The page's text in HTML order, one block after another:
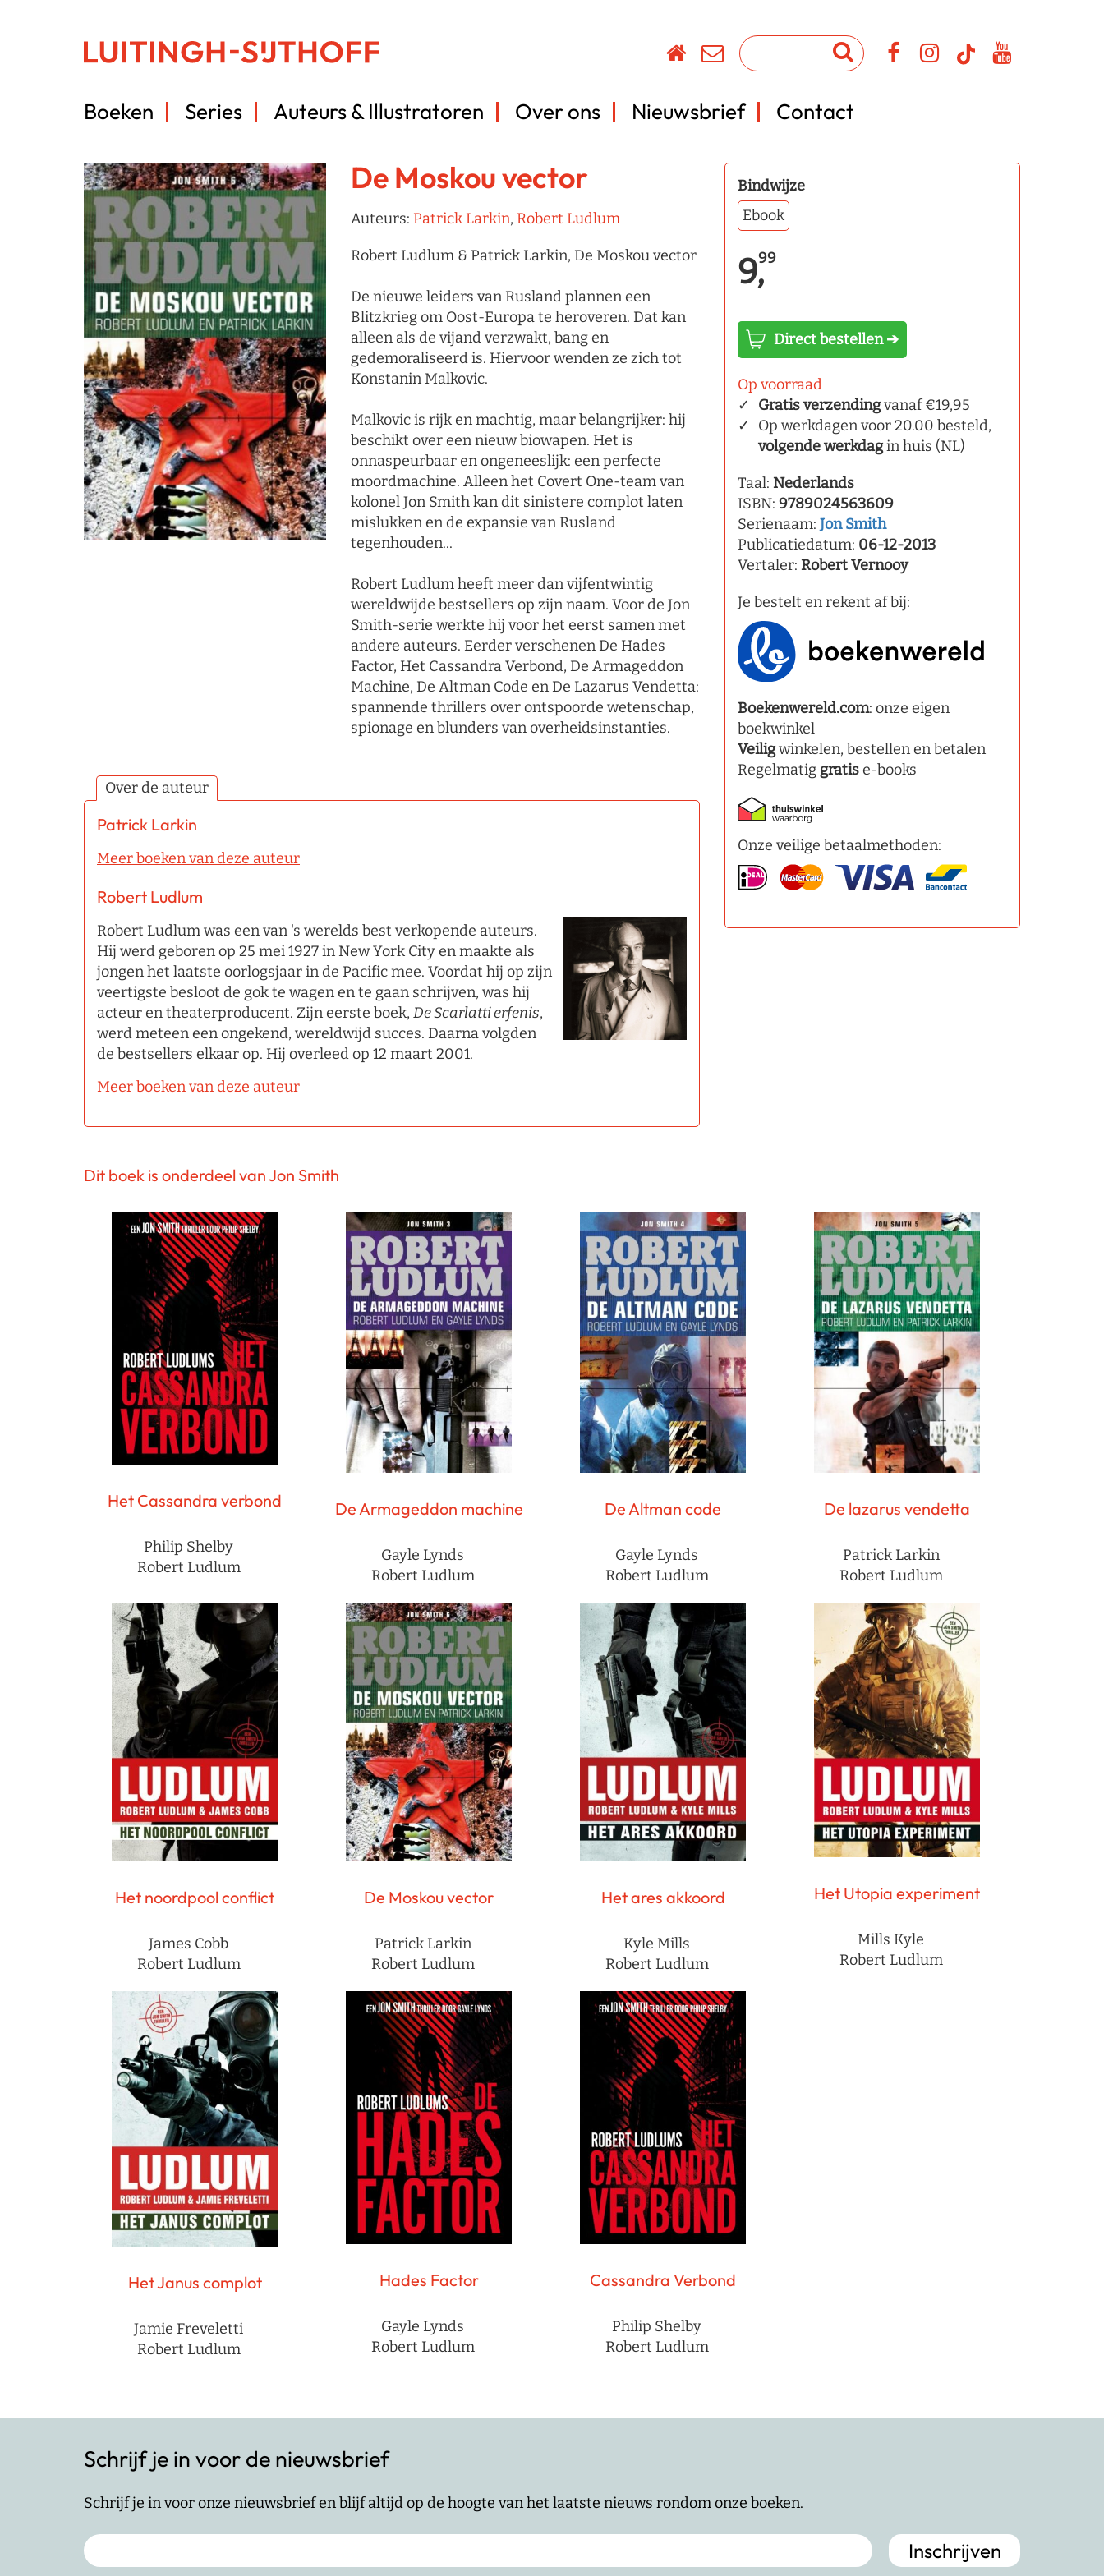
Boeken Series Auteurs & Illustratoren Over ons Nieuwsbrief Contact
De Moskou vector
Auteurs: Patrick Larkin, Robert Ludlum
Robert Ludlum & Patrick Larkin, De Moskou vector
De nieuwe leiders van Rusland plannen een
Blitzkrieg om Oost-Europa te heroveren. Dat kan
alleen als de vijand verzwakt, bang en
gedemoraliseerd is. Hiervoor wenden ze zich tot
Konstanin Malkovic.
Malkovic is rijk en machtig, maar belangrijker: hij
beschikt over een nieuw biowapen. Het is
onnaspeurbaar en ongeneeslijk: een perfecte
moordmachine. Alleen het Covert One-team van
kolonel Jon Smith kan dit sinistere complot laten
mislukken en de expansie van Rusland
tegenhouden...
Robert Ludlum heeft meer dan vijfentwintig
wereldwijde bestsellers op zijn naam. Voor de Jon
Smith-serie werkte hij voor het eerst samen met
andere auteurs. Eerder verschenen De Hades
Factor, Het Cassandra Verbond, De Armageddon
Machine, De Altman Code en De Lazarus Vendetta:
spannende thrillers over ontspoorde wetenschap,
spionage en blunders van overheidsinstanties.
Over de auteur
Patrick Larkin
Meer boeken van deze auteur
Robert Ludlum
Robert Ludlum was een van 's werelds best verkopende auteurs.
Hij werd geboren op 25 mei 1927 in New York City en maakte als
jongen het laatste oorlogsjaar in de Pacific mee. Voordat hij op zijn
veertigste besloot de gok te wagen en te gaan schrijven, was hij
acteur en theaterproducent. Zijn eerste boek, De Scarlatti erfenis,
werd meteen een ongekend, wereldwijd succes. Daarna volgden
de bestsellers elkaar op. Hij overleed op 12 maart 2001.
Meer boeken van deze auteur
Bindwijze
Ebook
9,99
Direct bestellen ➔
Op voorraad
Gratis verzendingvanaf €19,95
Op werkdagen voor 20.00 besteld,
volgende werkdagin huis (NL)
Taal: Nederlands
ISBN: 9789024563609
Serienaam: Jon Smith
Publicatiedatum: 06-12-2013
Vertaler: Robert Vernooy
Je bestelt en rekent af bij:
Boekenwereld.com: onze eigen
boekwinkel
Veiligwinkelen, bestellen en betalen
Regelmatig gratise-books
Onze veilige betaalmethoden:
Dit boek is onderdeel van Jon Smith
Het Cassandra verbond
Philip Shelby
Robert Ludlum
De Armageddon machine
Gayle Lynds
Robert Ludlum
De Altman code
Gayle Lynds
Robert Ludlum
De lazarus vendetta
Patrick Larkin
Robert Ludlum
Het noordpool conflict
James Cobb
Robert Ludlum
De Moskou vector
Patrick Larkin
Robert Ludlum
Het ares akkoord
Kyle Mills
Robert Ludlum
Het Utopia experiment
Mills Kyle
Robert Ludlum
Het Janus complot
Jamie Freveletti
Robert Ludlum
Hades Factor
Gayle Lynds
Robert Ludlum
Cassandra Verbond
Philip Shelby
Robert Ludlum
Schrijf je in voor de nieuwsbrief
Schrijf je in voor onze nieuwsbrief en blijf altijd op de hoogte van het laatste nieuws rondom onze boeken.